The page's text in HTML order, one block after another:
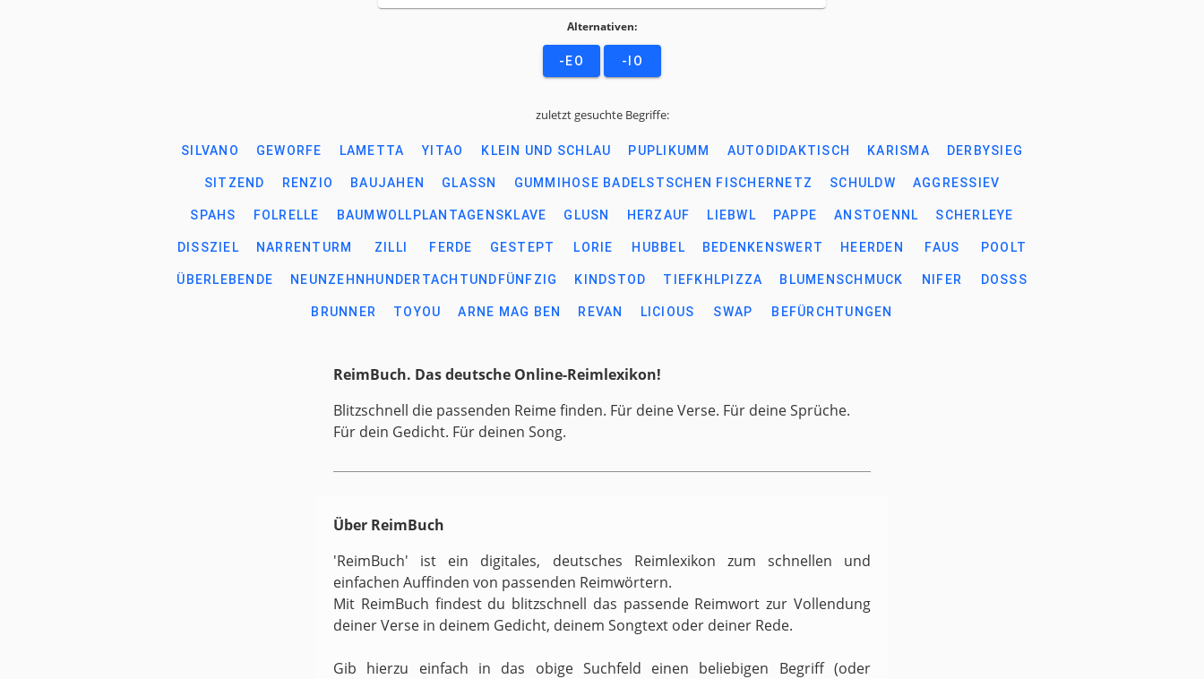
Alternativen:
-EO -IO
zuletzt gesuchte Begriffe:
SILVANO GEWORFE LAMETTA YITAO KLEIN UND SCHLAU PUPLIKUMM AUTODIDAKTISCH KARISMA DERBYSIEG
SITZEND RENZIO BAUJAHEN GLASSN GUMMIHOSE BADELSTSCHEN FISCHERNETZ SCHULDW AGGRESSIEV
SPAHS FOLRELLE BAUMWOLLPLANTAGENSKLAVE GLUSN HERZAUF LIEBWL PAPPE ANSTOENNL SCHERLEYE
DISSZIEL NARRENTURM ZILLI FERDE GESTEPT LORIE HUBBEL BEDENKENSWERT HEERDEN FAUS POOLT
ÜBERLEBENDE NEUNZEHNHUNDERTACHTUNDFÜNFZIG KINDSTOD TIEFKHLPIZZA BLUMENSCHMUCK NIFER DOSSS
BRUNNER TOYOU ARNE MAG BEN REVAN LICIOUS SWAP BEFÜRCHTUNGEN
ReimBuch. Das deutsche Online-Reimlexikon!
Blitzschnell die passenden Reime finden. Für deine Verse. Für deine Sprüche.
Für dein Gedicht. Für deinen Song.
Über ReimBuch
'ReimBuch' ist ein digitales, deutsches Reimlexikon zum schnellen und
einfachen Auffinden von passenden Reimwörtern.
Mit ReimBuch findest du blitzschnell das passende Reimwort zur Vollendung
deiner Verse in deinem Gedicht, deinem Songtext oder deiner Rede.
Gib hierzu einfach in das obige Suchfeld einen beliebigen Begriff (oder